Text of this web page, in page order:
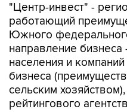
"Центр-инвест" -
работающий
Южного
направление бизнеса
населения и
бизнеса
сельским
рейтингового